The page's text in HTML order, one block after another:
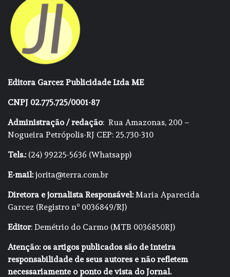
Editora Garcez Publicidade Ltda ME
CNPJ 02.775.725/0001-87
Administração / redação: Rua Amazonas, 200 –
Nogueira Petrópolis-RJ CEP: 25.730-310
Tels.:(24) 99225-5636 (Whatsapp)
E-mail:jorita@terra.com.br
Diretora e jornalista Responsável:Maria Aparecida
Garcez (Registro nº 0036849/RJ)
Editor: Demétrio do Carmo (MTB 0036850RJ)
Atenção: os artigos publicados são de inteira
responsabilidade de seus autores e não refletem
necessariamente o ponto de vista do Jornal.